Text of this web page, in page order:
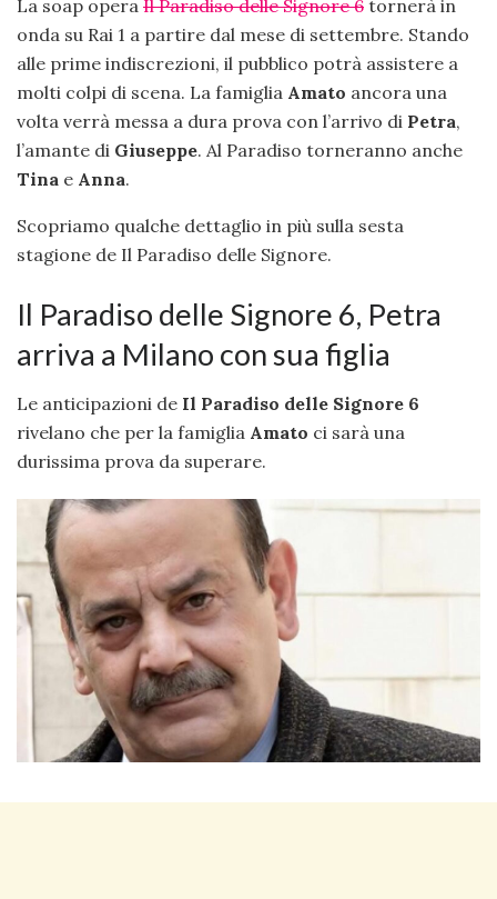
La soap opera Il Paradiso delle Signore 6 tornerà in
onda su Rai 1 a partire dal mese di settembre. Stando
alle prime indiscrezioni, il pubblico potrà assistere a
molti colpi di scena. La famiglia Amato ancora una
volta verrà messa a dura prova con l’arrivo di Petra,
l’amante di Giuseppe. Al Paradiso torneranno anche
Tina e Anna.
Scopriamo qualche dettaglio in più sulla sesta
stagione de Il Paradiso delle Signore.
Il Paradiso delle Signore 6, Petra
arriva a Milano con sua figlia
Le anticipazioni de Il Paradiso delle Signore 6
rivelano che per la famiglia Amato ci sarà una
durissima prova da superare.